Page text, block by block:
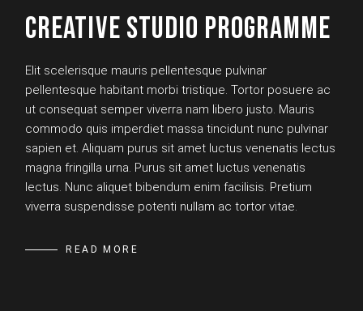
CREATIVE STUDIO PROGRAMME
Elit scelerisque mauris pellentesque pulvinar
pellentesque habitant morbi tristique. Tortor posuere ac
ut consequat semper viverra nam libero justo. Mauris
commodo quis imperdiet massa tincidunt nunc pulvinar
sapien et. Aliquam purus sit amet luctus venenatis lectus
magna fringilla urna. Purus sit amet luctus venenatis
lectus. Nunc aliquet bibendum enim facilisis. Pretium
viverra suspendisse potenti nullam ac tortor vitae.
READ MORE